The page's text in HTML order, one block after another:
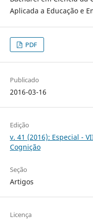
Aplicada a Educação e
PDF
Publicado
2016-03-16
Edição
v. 41 (2016): Especial -
Cognição
Seção
Artigos
Licença